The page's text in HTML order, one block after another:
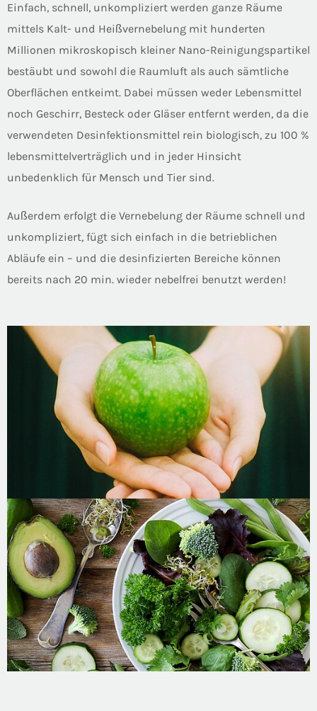
Einfach, schnell, unkompliziert werden ganze Räume
mittels Kalt- und Heißvernebelung mit hunderten
Millionen mikroskopisch kleiner Nano-Reinigungspartikel
bestäubt und sowohl die Raumluft als auch sämtliche
Oberflächen entkeimt. Dabei müssen weder Lebensmittel
noch Geschirr, Besteck oder Gläser entfernt werden, da die
verwendeten Desinfektionsmittel rein biologisch, zu 100 %
lebensmittelverträglich und in jeder Hinsicht
unbedenklich für Mensch und Tier sind.
Außerdem erfolgt die Vernebelung der Räume schnell und
unkompliziert, fügt sich einfach in die betrieblichen
Abläufe ein – und die desinfizierten Bereiche können
bereits nach 20 min. wieder nebelfrei benutzt werden!